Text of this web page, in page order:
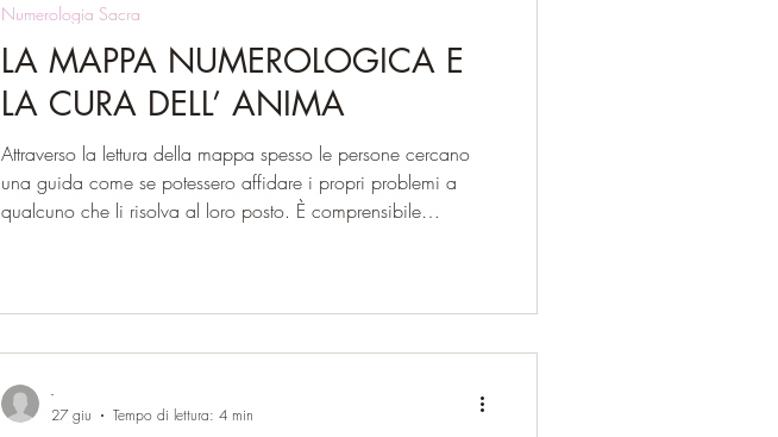
LA MAPPA NUMEROLOGICA E
LA CURA DELL’ ANIMA
Attraverso la lettura della mappa spesso le persone cercano
una guida come se potessero affidare i propri problemi a
qualcuno che li risolva al loro posto. È comprensibile
l’interiorità e la qualità nelle quali essa possa fior
Numerologia Sacra
-
27 giu
Tempo di lettura: 4 min